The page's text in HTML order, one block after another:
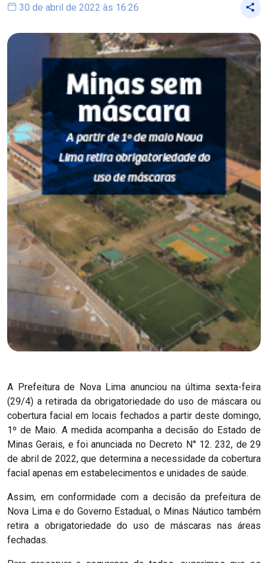
30 de abril de 2022 às 16:26
A Prefeitura de Nova Lima anunciou na última sexta-feira
(29/4) a retirada da obrigatoriedade do uso de máscara ou
cobertura facial em locais fechados a partir deste domingo,
1º de Maio. A medida acompanha a decisão do Estado de
Minas Gerais, e foi anunciada no Decreto N° 12. 232, de 29
de abril de 2022, que determina a necessidade da cobertura
facial apenas em estabelecimentos e unidades de saúde.
Assim, em conformidade com a decisão da prefeitura de
Nova Lima e do Governo Estadual, o Minas Náutico também
retira a obrigatoriedade do uso de máscaras nas áreas
fechadas.